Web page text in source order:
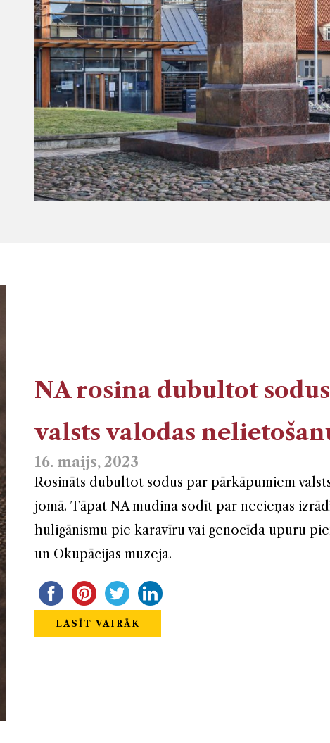
NA rosina dubultot
valsts valodas
16. maijs, 2023
Rosināts dubultot sodus par pārkāpumiem
jomā. Tāpat NA mudina sodīt par necieņas
huligānismu pie karavīru vai genocīda upuru
un Okupācijas muzeja.
LASĪT VAIRĀK